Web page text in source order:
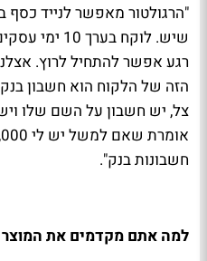
"הרגולטור מאפשר לנייד כסף
שיש. לוקח
רגע אפשר להתחיל לרוץ.
הזה של הלקוח הוא חשבון
צל, יש חשבון על השם שלו
חשבונות בנק".
למה אתם מקדמים את המוצר